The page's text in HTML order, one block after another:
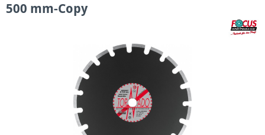
500 mm-Copy